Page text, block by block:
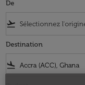
De
flight_takeoff
Destination
flight_land